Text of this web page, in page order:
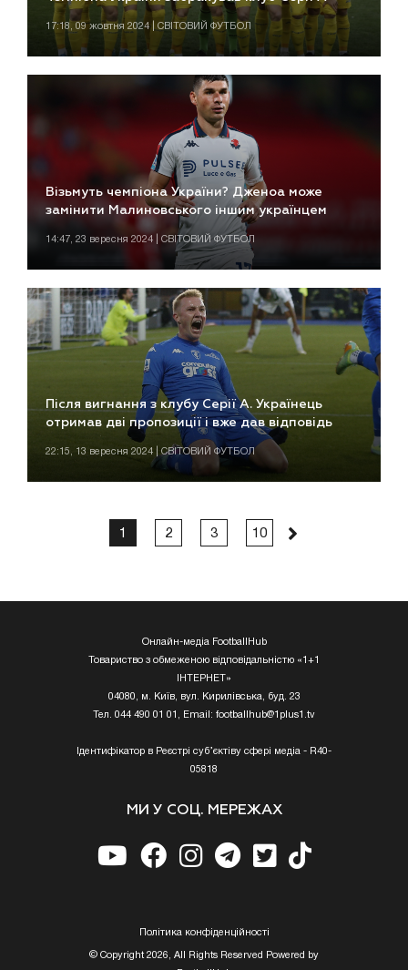
17:18, 09 жовтня 2024 | СВІТОВИЙ ФУТБОЛ
Візьмуть чемпіона України? Дженоа може
замінити Малиновського іншим українцем
14:47, 23 вересня 2024 | СВІТОВИЙ ФУТБОЛ
Після вигнання з клубу Серії А. Українець
отримав дві пропозиції і вже дав відповідь
22:15, 13 вересня 2024 | СВІТОВИЙ ФУТБОЛ
1 2 3 10
Онлайн-медіа FootballHub
Товариство з обмеженою відповідальністю «1+1
ІНТЕРНЕТ»
04080, м. Київ, вул. Кирилівська, буд. 23
Тел. 044 490 01 01, Email: footballhub@1plus1.tv
Ідентифікатор в Реєстрі суб’єктіву сфері медіа - R40-
05818
МИ У СОЦ. МЕРЕЖАХ
Полiтика конфiденцiйностi
© Copyright 2026, All Rights Reserved Powered by